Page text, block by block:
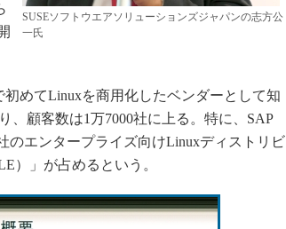
グローバル設計・開発
SUSEソフトウエアソリューションズジャパンの志方公
一氏
めてLinuxを商用化したベンダーとして知
、顧客数は1万7000社に上る。特に、SAP
のエンタープライズ向けLinuxディストリビ
）」が占めるという。